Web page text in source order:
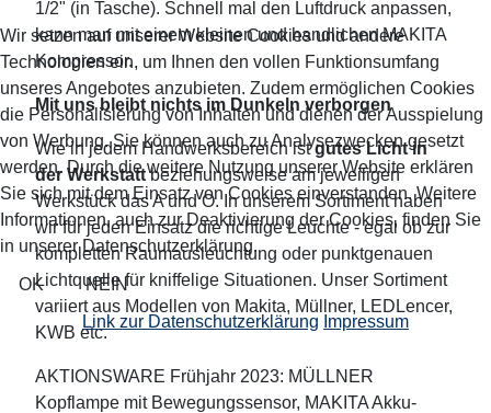
1/2" (in Tasche). Schnell mal den Luftdruck anpassen,
kann man mit einem kleinen und handlichen MAKITA
Kompressor.
Mit uns bleibt nichts im Dunkeln verborgen
Wie in jedem Handwerksbereich istgutes Licht in
der Werkstattbeziehungsweise am jeweiligen
Werkstück das A und O. In unserem Sortiment haben
wir für jeden Einsatz die richtige Leuchte - egal ob zur
kompletten Raumausleuchtung oder punktgenauen
Lichtquelle für kniffelige Situationen. Unser Sortiment
variiert aus Modellen von Makita, Müllner, LEDLencer,
KWB etc.
AKTIONSWARE Frühjahr 2023: MÜLLNER
Kopflampe mit Bewegungssensor, MAKITA Akku-
Wir setzen auf unserer Website Cookies und andere
Technologien ein, um Ihnen den vollen Funktionsumfang
unseres Angebotes anzubieten. Zudem ermöglichen Cookies
die Personalisierung von Inhalten und dienen der Ausspielung
von Werbung. Sie können auch zu Analysezwecken gesetzt
werden. Durch die weitere Nutzung unserer Website erklären
Sie sich mit dem Einsatz von Cookies einverstanden. Weitere
Informationen, auch zur Deaktivierung der Cookies, finden Sie
in unserer Datenschutzerklärung.
OK NEIN
Link zur Datenschutzerklärung Impressum